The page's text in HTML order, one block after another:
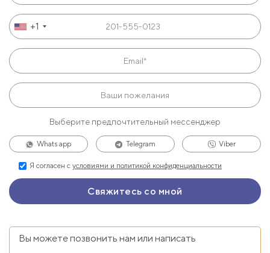
+1
Выберите предпочтительный мессенджер
Whats app Telegram Viber
Я согласен с условиями и политикой конфиденциальности
Вы можете позвонить нам или написать